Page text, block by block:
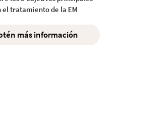
el tratamiento de la EM
más información